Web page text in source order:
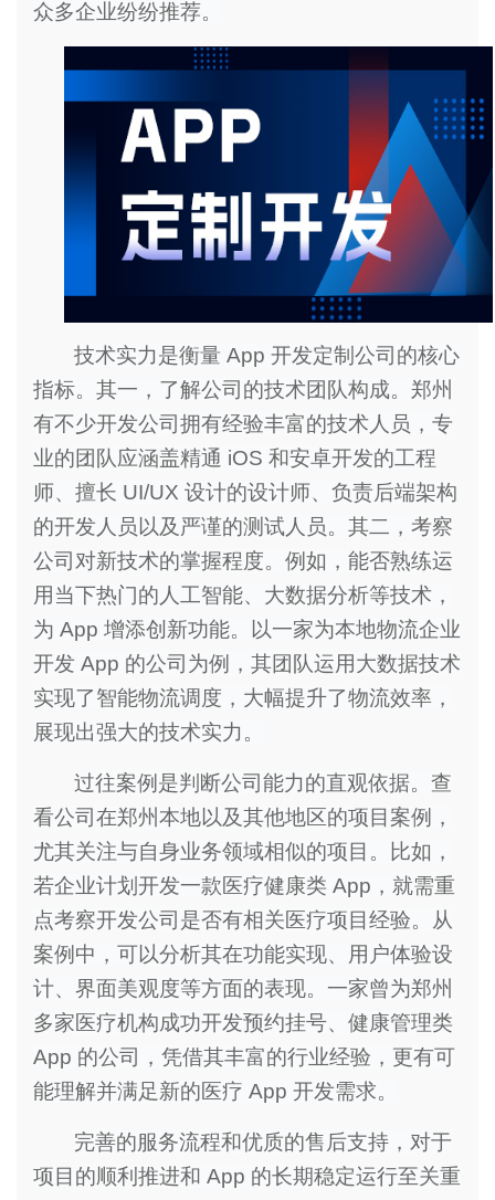
众多企业纷纷推荐。
技术实力是衡量 App 开发定制公司的核心
指标。其一，了解公司的技术团队构成。郑州
有不少开发公司拥有经验丰富的技术人员，专
业的团队应涵盖精通 iOS 和安卓开发的工程
师、擅长 UI/UX 设计的设计师、负责后端架构
的开发人员以及严谨的测试人员。其二，考察
公司对新技术的掌握程度。例如，能否熟练运
用当下热门的人工智能、大数据分析等技术，
为 App 增添创新功能。以一家为本地物流企业
开发 App 的公司为例，其团队运用大数据技术
实现了智能物流调度，大幅提升了物流效率，
展现出强大的技术实力。
过往案例是判断公司能力的直观依据。查
看公司在郑州本地以及其他地区的项目案例，
尤其关注与自身业务领域相似的项目。比如，
若企业计划开发一款医疗健康类 App，就需重
点考察开发公司是否有相关医疗项目经验。从
案例中，可以分析其在功能实现、用户体验设
计、界面美观度等方面的表现。一家曾为郑州
多家医疗机构成功开发预约挂号、健康管理类
App 的公司，凭借其丰富的行业经验，更有可
能理解并满足新的医疗 App 开发需求。
完善的服务流程和优质的售后支持，对于
项目的顺利推进和 App 的长期稳定运行至关重